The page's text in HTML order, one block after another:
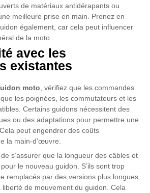
de matériaux antidérapants ou
meilleure prise en main. Prenez en
également, car cela peut influencer
de la moto.
avec les
existantes
moto, vérifiez que les commandes
les poignées, les commutateurs et les
Certains guidons nécessitent des
ou des adaptations pour permettre une
peut engendrer des coûts
la main-d’œuvre.
de s’assurer que la longueur des câbles et
le nouveau guidon. S’ils sont trop
remplacés par des versions plus longues
de mouvement du guidon. Cela